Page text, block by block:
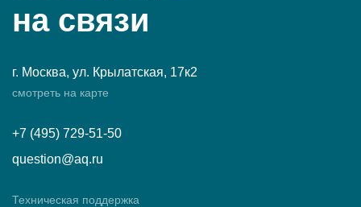
на связи
г. Москва, ул. Крылатская, 17к2
смотреть на карте
+7 (495) 729-51-50
question@aq.ru
Техническая поддержка